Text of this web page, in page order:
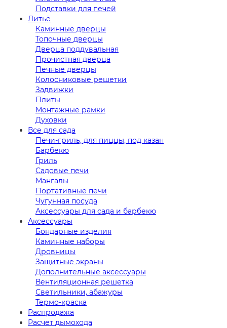
Подставки для печей
Литьё
Каминные дверцы
Топочные дверцы
Дверца поддувальная
Прочистная дверца
Печные дверцы
Колосниковые решетки
Задвижки
Плиты
Монтажные рамки
Духовки
Все для сада
Печи-гриль, для пиццы, под казан
Барбекю
Гриль
Садовые печи
Мангалы
Портативные печи
Чугунная посуда
Аксессуары для сада и барбекю
Аксессуары
Бондарные изделия
Каминные наборы
Дровницы
Защитные экраны
Дополнительные аксессуары
Вентиляционная решетка
Светильники, абажуры
Термо-краска
Распродажа
Расчет дымохода